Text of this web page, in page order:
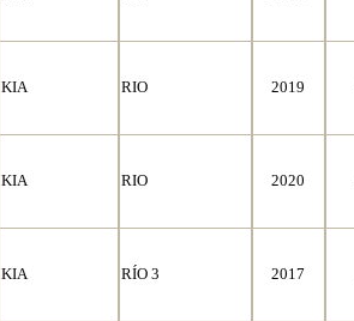
KIA RIO 2019
KIA RIO 2020
KIA RÍO 3 2017